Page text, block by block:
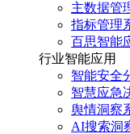
主数据管
指标管理
百思智能
行业智能应用
智能安全
智慧应急
舆情洞察
AI搜索洞